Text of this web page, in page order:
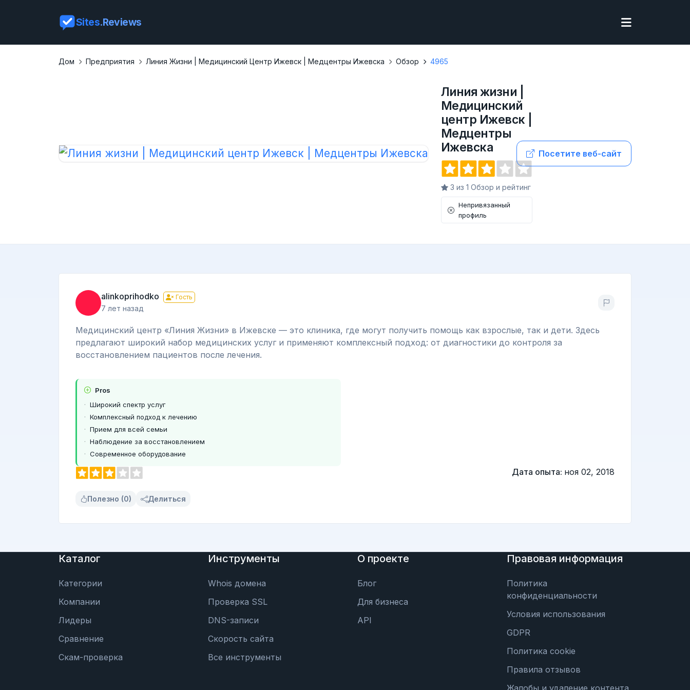
Sites.Reviews
Дом Предприятия Линия Жизни | Медицинский Центр Ижевск | Медцентры Ижевска Обзор 4965
Линия жизни |
Медицинский
центр Ижевск |
Медцентры
Ижевска
3 из 1 Обзор и рейтинг
Непривязанный
профиль
Посетите веб-сайт
alinkoprihodko Гость
7 лет назад
Медицинский центр «Линия Жизни» в Ижевске — это клиника, где могут получить помощь как взрослые, так и дети. Здесь
предлагают широкий набор медицинских услуг и применяют комплексный подход: от диагностики до контроля за
восстановлением пациентов после лечения.
Pros
Широкий спектр услуг
Комплексный подход к лечению
Прием для всей семьи
Наблюдение за восстановлением
Современное оборудование
Дата опыта: ноя 02, 2018
Полезно (0) Делиться
Каталог
Категории
Компании
Лидеры
Сравнение
Скам-проверка
Инструменты
Whois домена
Проверка SSL
DNS-записи
Скорость сайта
Все инструменты
О проекте
Блог
Для бизнеса
API
Правовая информация
Политика
конфиденциальности
Условия использования
GDPR
Политика cookie
Правила отзывов